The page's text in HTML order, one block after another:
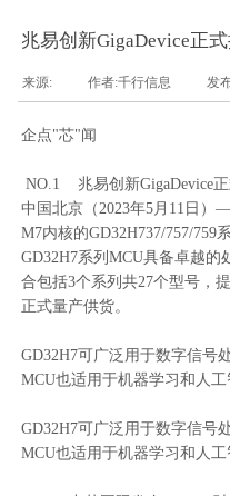
兆易创新GigaDevice正
来源: 作者:千行信息 发
企点"芯"闻
NO.1 兆易创新GigaDevice
中国北京（2023年5月11日）
M7内核的GD32H737/757/759
GD32H7系列MCU具备卓越
合包括3个系列共27个型号，
正式量产供货。
GD32H7可广泛用于数字信号
MCU也适用于机器学习和人
GD32H7可广泛用于数字信号
MCU也适用于机器学习和人